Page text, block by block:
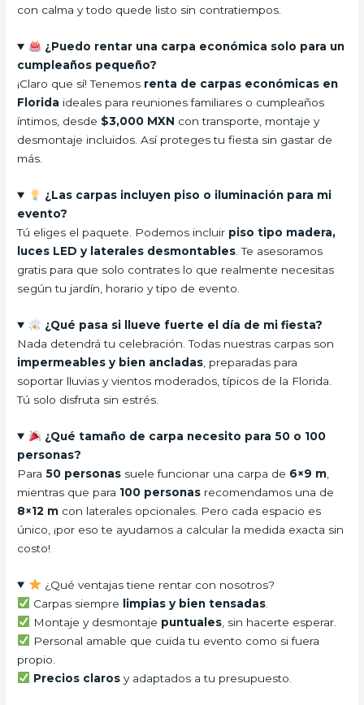
con calma y todo quede listo sin contratiempos.
¿Puedo rentar una carpa económica solo para un
cumpleaños pequeño?
¡Claro que sí! Tenemos renta de carpas económicas en
Florida ideales para reuniones familiares o cumpleaños
íntimos, desde $3,000 MXN con transporte, montaje y
desmontaje incluidos. Así proteges tu fiesta sin gastar de
más.
¿Las carpas incluyen piso o iluminación para mi
evento?
Tú eliges el paquete. Podemos incluir piso tipo madera,
luces LED y laterales desmontables . Te asesoramos
gratis para que solo contrates lo que realmente necesitas
según tu jardín, horario y tipo de evento.
¿Qué pasa si llueve fuerte el día de mi fiesta?
Nada detendrá tu celebración. Todas nuestras carpas son
impermeables y bien ancladas , preparadas para
soportar lluvias y vientos moderados, típicos de la Florida.
Tú solo disfruta sin estrés.
¿Qué tamaño de carpa necesito para 50 o 100
personas?
Para50 personas suele funcionar una carpa de 6×9 m
mientras que para 100 personas recomendamos una de
8×12 m con laterales opcionales. Pero cada espacio es
único, ¡por eso te ayudamos a calcular la medida exacta sin
costo!
¿Qué ventajas tiene rentar con nosotros?
Carpas siempre
limpias y bien tensadas.
Montaje y desmontaje puntuales, sin hacerte esperar.
Personal amable que cuida tu evento como si fuera
propio.
Precios clarosy adaptados a tu presupuesto.